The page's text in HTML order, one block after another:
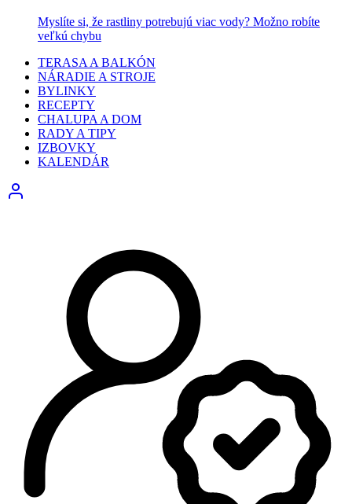
Myslíte si, že rastliny potrebujú viac vody? Možno robíte
veľkú chybu
TERASA A BALKÓN
NÁRADIE A STROJE
BYLINKY
RECEPTY
CHALUPA A DOM
RADY A TIPY
IZBOVKY
KALENDÁR